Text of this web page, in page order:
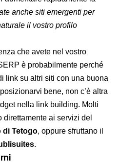
anche siti emergenti per
il vostro profilo
che avete nel vostro
è probabilmente perché
link su altri siti con una buona
bene, non c’è altra
nella link building. Molti
ai servizi del
di Tetogo, oppure sfruttano il
.